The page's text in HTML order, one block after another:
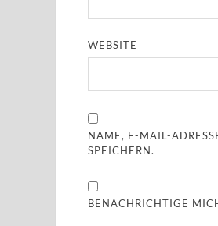
WEBSITE
NAME, E-MAIL-
SPEICHERN.
BENACHRICHTIGE